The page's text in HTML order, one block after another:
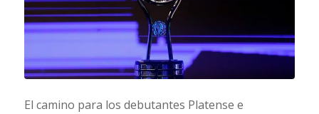
El camino para los debutantes Platense e